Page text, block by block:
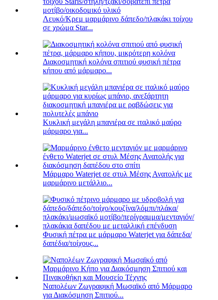
Λευκό/Κρεμ μαρμάρινο δάπεδο/πλακάκι τοίχου
σε χρώμα Star...
Διακοσμητική κολόνα σπιτιού φυσική πέτρα
κήπου από μάρμαρο...
Κυκλική μεγάλη μπανιέρα σε ιταλικό μαύρο
μάρμαρο για...
Μάρμαρο Waterjet σε στυλ Μέσης Ανατολής με
μαρμάρινο μετάλλιο...
Φυσική πέτρα με μάρμαρο Waterjet για δάπεδα/
δαπέδια/τοίχους...
Ναπολέων Ζωγραφική Μωσαϊκό από Μάρμαρο
για Διακόσμηση Σπιτιού...